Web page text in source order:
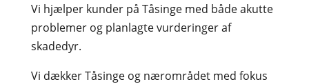
Vi hjælper kunder på Tåsinge med både akutte
problemer og planlagte vurderinger af
skadedyr.
Vi dækker Tåsinge og nærområdet med fokus